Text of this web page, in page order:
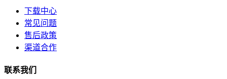
下载中心
常见问题
售后政策
渠道合作
联系我们